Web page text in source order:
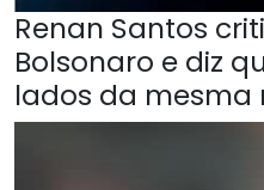
Renan Santos
Bolsonaro e diz
lados da mesma